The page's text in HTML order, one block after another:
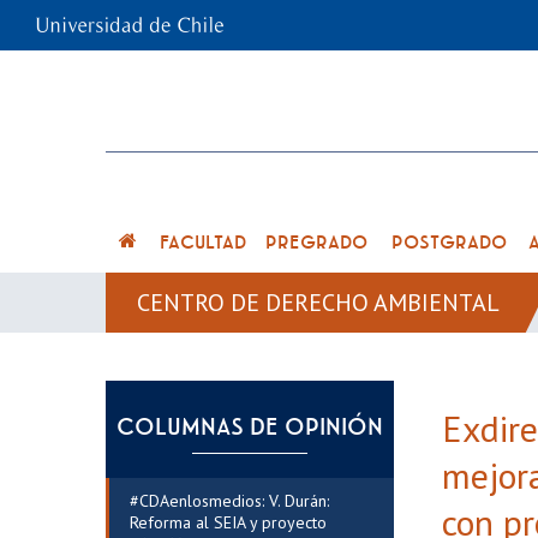
FACULTAD PREGRADO POSTGRADO
CENTRO DE DERECHO AMBIENTAL
COLUMNAS DE OPINIÓN
#CDAenlosmedios: V. Durán:
Reforma al SEIA y proyecto
con